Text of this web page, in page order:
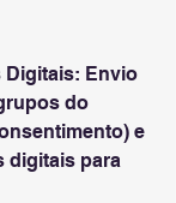
Digitais: Envio
do
e
digitais para